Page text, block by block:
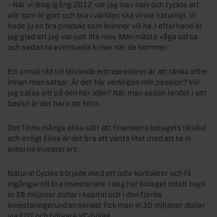
– När vi drog igång 2012 var jag mer naiv och tyckte att
allt som är gott och bra i världen ska vinna naturligt. Vi
hade ju en bra produkt som kvinnor vill ha. I efterhand är
jag glad att jag var just lite naiv. Man måste våga satsa
och sedan ta eventuella kriser när de kommer.
Ett annat råd till blivande entreprenörer är att tänka efter
innan man satsar. Är det här verkligen min passion? Vill
jag satsa allt på den här idén? När man sedan landat i sitt
beslut är det bara att köra.
Det finns många olika sätt att finansiera bolagets tillväxt
och enligt Elina är det bra att vänta litet med att ta in
externa investerare.
Natural Cycles började med att odla kontakter och få
ingångar till bra investerare. I dag har bolaget totalt tagit
in 38 miljoner dollar i kapital och i den fjärde
investeringsrundan senast fick man in 30 miljoner dollar
via EQT och tidigare VC-bolag.